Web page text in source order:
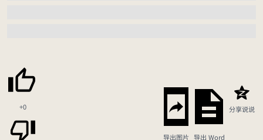
+0
导出图片 导出 Word
分享说说